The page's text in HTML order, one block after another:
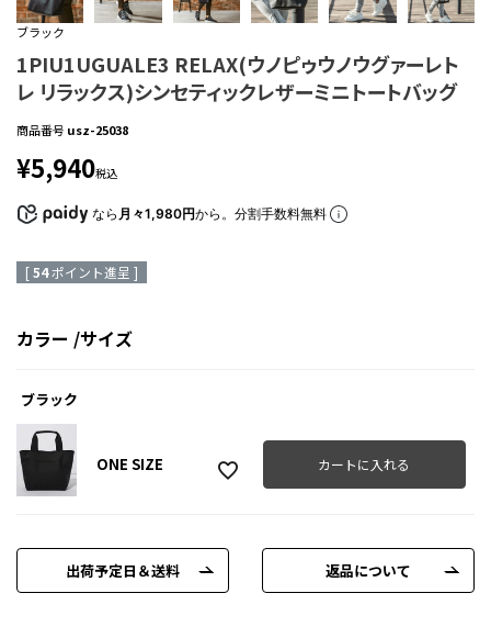
ブラック
1PIU1UGUALE3 RELAX(ウノピゥウノウグァーレト
レ リラックス)シンセティックレザーミニトートバッグ
商品番号 usz-25038
¥5,940税込
なら 月々1,980円から。分割手数料無料
[54ポイント進呈 ]
カラー サイズ
ブラック
ONE SIZE カートに入れる
出荷予定日＆送料 返品について